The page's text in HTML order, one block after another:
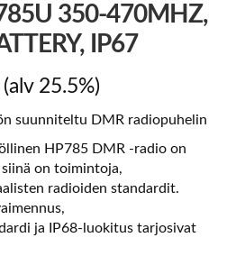
350-470MHZ,
IP67
(alv 25.5%)
suunniteltu DMR radiopuhelin
HP785 DMR -radio on
on toimintoja,
radioiden standardit.
ja IP68-luokitus tarjosivat